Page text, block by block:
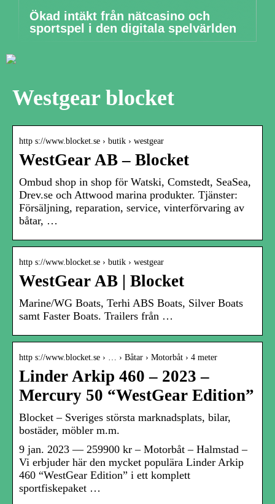
Ökad intäkt från nätcasino och
sportspel i den digitala spelvärlden
Westgear blocket
http s://www.blocket.se › butik › westgear
WestGear AB – Blocket
Ombud shop in shop för Watski, Comstedt, SeaSea,
Drev.se och Attwood marina produkter. Tjänster:
Försäljning, reparation, service, vinterförvaring av
båtar, …
http s://www.blocket.se › butik › westgear
WestGear AB | Blocket
Marine/WG Boats, Terhi ABS Boats, Silver Boats
samt Faster Boats. Trailers från …
http s://www.blocket.se › … › Båtar › Motorbåt › 4 meter
Linder Arkip 460 – 2023 –
Mercury 50 “WestGear Edition”
Blocket – Sveriges största marknadsplats, bilar,
bostäder, möbler m.m.
9 jan. 2023 — 259900 kr – Motorbåt – Halmstad –
Vi erbjuder här den mycket populära Linder Arkip
460 “WestGear Edition” i ett komplett
sportfiskepaket …